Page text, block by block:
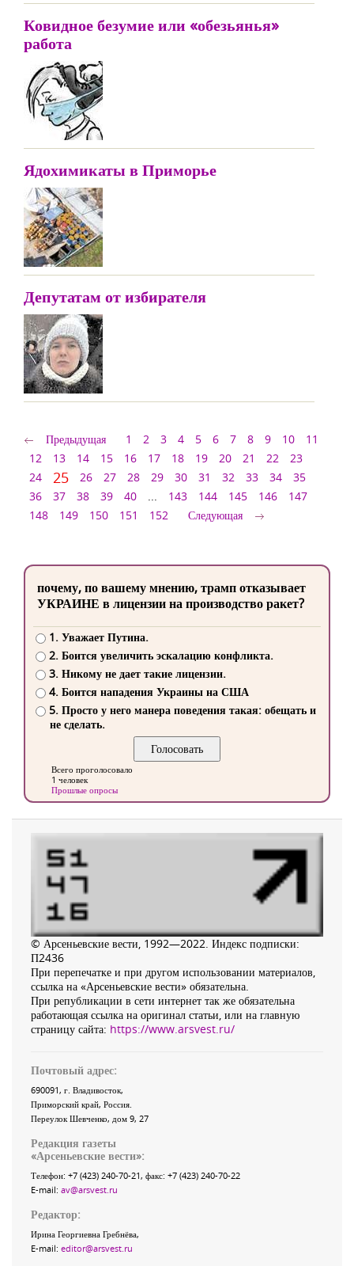
Ковидное безумие или «обезьянья»
работа
Ядохимикаты в Приморье
Депутатам от избирателя
Предыдущая 1 2 3 4 5 6 7 8 9 10
11
12
13 14 15 16 17 18 19 20 21 22
23
24
25 26 27 28 29 30 31 32 33 34
35
36
37 38 39 40 ... 143 144 145 146
147
148
149 150 151 152 Следующая
почему, по вашему мнению, трамп отказывает
УКРАИНЕ в лицензии на производство ракет?
1. Уважает Путина.
2. Боится увеличить эскалацию конфликта.
3. Никому не дает такие лицензии.
4. Боится нападения Украины на США
5. Просто у него манера поведения такая: обещать и
не сделать.
Всего проголосовало
1 человек
Прошлые опросы
© Арсеньевские вести, 1992—2022. Индекс подписки:
П2436
При перепечатке и при другом использовании материалов,
ссылка на «Арсеньевские вести» обязательна.
При републикации в сети интернет так же обязательна
работающая ссылка на оригинал статьи, или на главную
страницу сайта: https://www.arsvest.ru/
Почтовый адрес:
690091, г. Владивосток,
Приморский край, Россия
Переулок Шевченко, дом 9, 27
Редакция газеты
«Арсеньевские вести»:
Телефон: +7 (423) 240-70-21, факс: +7 (423) 240-70-22
E-mail: av@arsvest.ru
Редактор:
Ирина Георгиевна Гребнёва,
E-mail: editor@arsvest.ru